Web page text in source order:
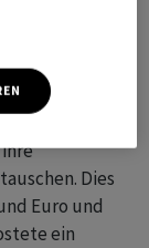
die
Dies
Euro und
ein